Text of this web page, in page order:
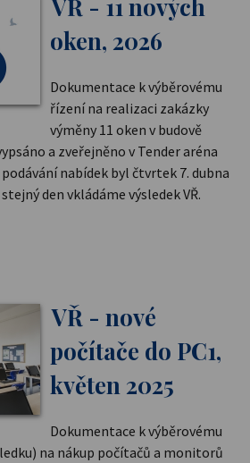
VŘ - 11 nových
oken, 2026
Dokumentace k výběrovému
řízení na realizaci zakázky
výměny 11 oken v budově
a zveřejněno v Tender aréna
nabídek byl čtvrtek 7. dubna
den vkládáme výsledek VŘ.
VŘ - nové
počítače do PC1,
květen 2025
Dokumentace k výběrovému
na nákup počítačů a monitorů